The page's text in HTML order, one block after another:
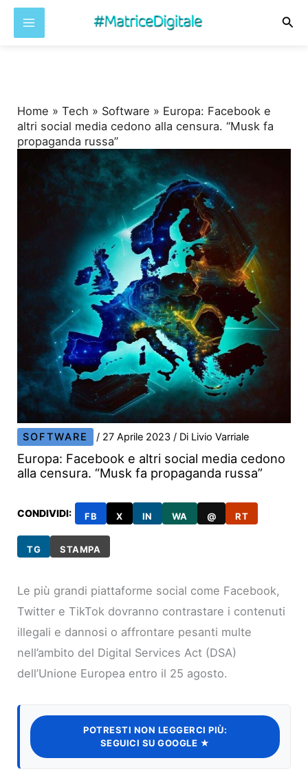
Home »Tech » Software » Europa: Facebook e
altri social media cedono alla censura. “Musk fa
propaganda russa”
SOFTWARE / 27 Aprile 2023/ Di Livio Varriale
Europa: Facebook e altri social media cedono
alla censura. “Musk fa propaganda russa”
CONDIVIDI: FB X IN WA @ RT
TG STAMPA
Le più grandi piattaforme social come Facebook,
Twitter e TikTok dovranno contrastare i contenuti
illegali e dannosi o affrontare pesanti multe
nell’ambito del Digital Services Act (DSA)
dell’Unione Europea entro il 25 agosto.
POTRESTI NON LEGGERCI PIÙ:
SEGUICI SU GOOGLE ★